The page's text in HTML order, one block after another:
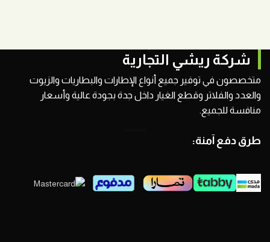
شركة ريشي التجارية
متخصصون في توفير جميع أنواع الإطارات والبطاريات والزيوت
والعدد والفلاتر وقطع الغيار داخل جدة بجودة عالية وأسعار
منافسة للجميع.
طرق دفع آمنة: